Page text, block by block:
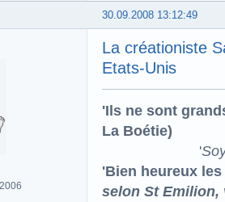
30.09.2008 13:12:49
La créationiste
Etats-Unis
'Ils ne sont
La Boétie)
'
'Bien heureux
selon St Emilion,